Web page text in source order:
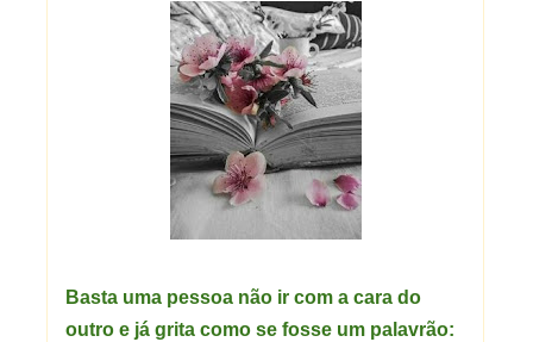
Basta uma pessoa não ir com a cara do
outro e já grita como se fosse um palavrão: